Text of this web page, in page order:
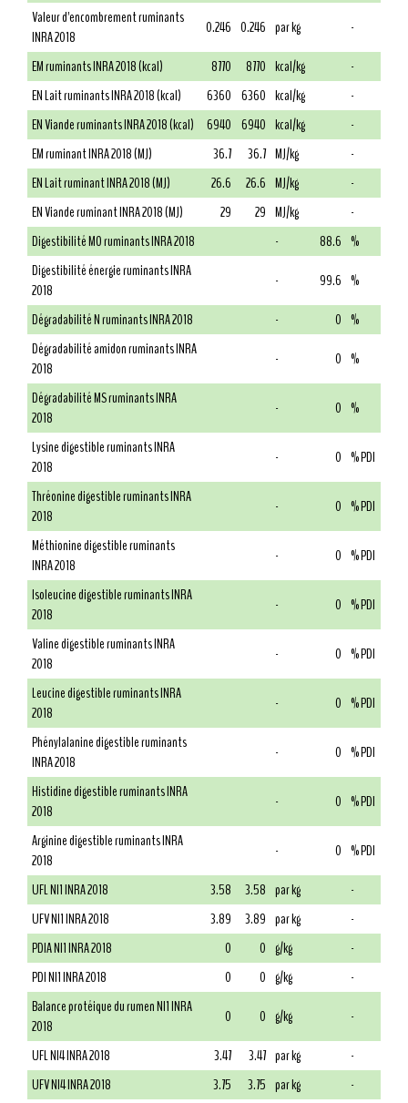
Valeur d'encombrement ruminants
INRA 2018
0.246 0.246 par kg
-
EM ruminants INRA 2018 (kcal)
8770 8770 kcal/kg
-
EN Lait ruminants INRA 2018 (kcal)
6360 6360 kcal/kg
-
EN Viande ruminants INRA 2018 (kcal)
6940 6940 kcal/kg
-
EM ruminant INRA 2018 (MJ)
36.7 36.7 MJ/kg
-
EN Lait ruminant INRA 2018 (MJ)
26.6 26.6 MJ/kg
-
EN Viande ruminant INRA 2018 (MJ)
29 29 MJ/kg
-
Digestibilité MO ruminants INRA 2018
- 88.6 %
Digestibilité énergie ruminants INRA
2018
- 99.6 %
Dégradabilité N ruminants INRA 2018
- 0 %
Dégradabilité amidon ruminants INRA
2018
- 0 %
Dégradabilité MS ruminants INRA
2018
- 0 %
Lysine digestible ruminants INRA
2018
- 0 % PDI
Thréonine digestible ruminants INRA
2018
- 0 % PDI
Méthionine digestible ruminants
INRA 2018
- 0 % PDI
Isoleucine digestible ruminants INRA
2018
- 0 % PDI
Valine digestible ruminants INRA
2018
- 0 % PDI
Leucine digestible ruminants INRA
2018
- 0 % PDI
Phénylalanine digestible ruminants
INRA 2018
- 0 % PDI
Histidine digestible ruminants INRA
2018
- 0 % PDI
Arginine digestible ruminants INRA
2018
- 0 % PDI
UFL NI1 INRA 2018
3.58 3.58 par kg
-
UFV NI1 INRA 2018
3.89 3.89 par kg
-
PDIA NI1 INRA 2018
0 0 g/kg
-
PDI NI1 INRA 2018
0 0 g/kg
-
Balance protéique du rumen NI1 INRA
2018
0 0 g/kg
-
UFL NI4 INRA 2018
3.47 3.47 par kg
-
UFV NI4 INRA 2018
3.75 3.75 par kg
-